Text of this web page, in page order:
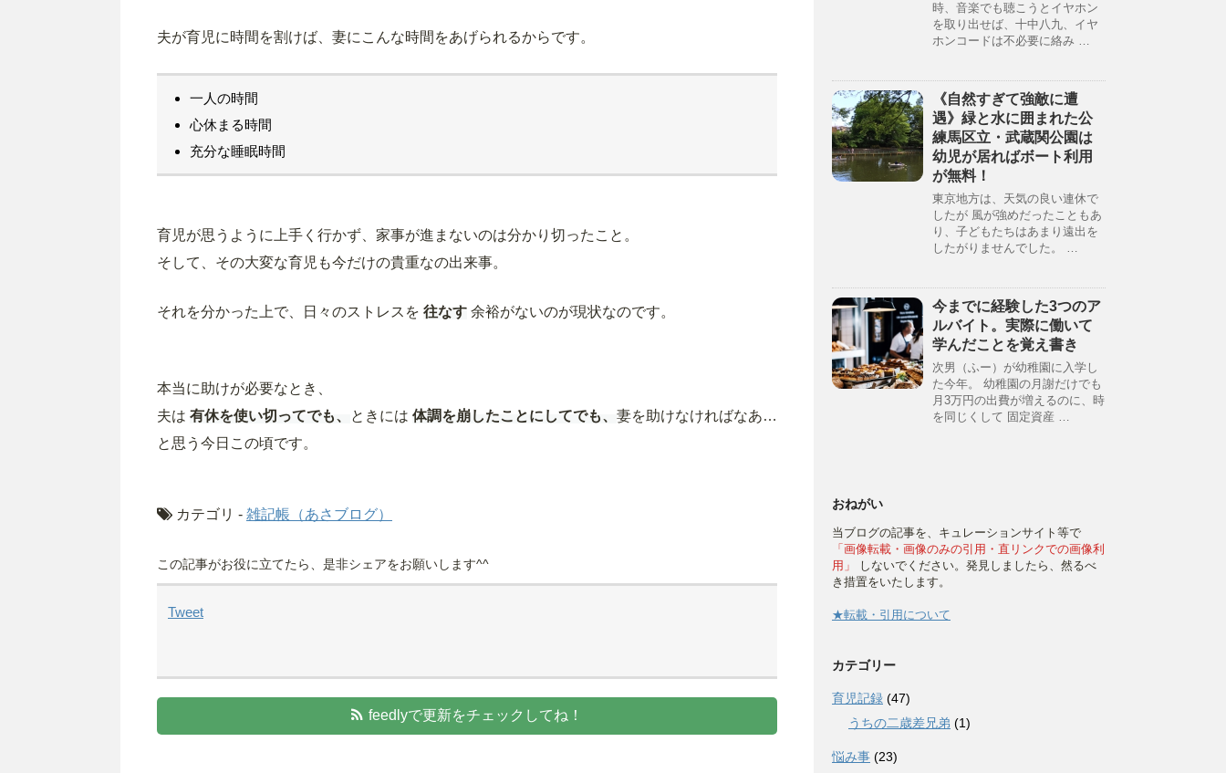
夫が育児に時間を割けば、妻にこんな時間をあげられるからです。
一人の時間
心休まる時間
充分な睡眠時間
育児が思うように上手く行かず、家事が進まないのは分かり切ったこと。
そして、その大変な育児も今だけの貴重なの出来事。
それを分かった上で、日々のストレスを 往なす 余裕がないのが現状なのです。
本当に助けが必要なとき、
夫は 有休を使い切ってでも、 ときには 体調を崩したことにしてでも、 妻を助けなければなあ…
と思う今日この頃です。
カテゴリ - 雑記帳（あさブログ）
この記事がお役に立てたら、是非シェアをお願いします^^
Tweet
feedlyで更新をチェックしてね！
時、音楽でも聴こうとイヤホン
を取り出せば、十中八九、イヤ
ホンコードは不必要に絡み …
《自然すぎて強敵に遭
遇》緑と水に囲まれた公
練馬区立・武蔵関公園は
幼児が居ればボート利用
が無料！
東京地方は、天気の良い連休で
したが 風が強めだったこともあ
り、子どもたちはあまり遠出を
したがりませんでした。 …
今までに経験した3つのア
ルバイト。実際に働いて
学んだことを覚え書き
次男（ふー）が幼稚園に入学し
た今年。 幼稚園の月謝だけでも
月3万円の出費が増えるのに、時
を同じくして 固定資産 …
おねがい
当ブログの記事を、キュレーションサイト等で
「画像転載・画像のみの引用・直リンクでの画像利
用」
しないでください。発見しましたら、然るべ
き措置をいたします。
★転載・引用について
カテゴリー
育児記録 (47)
うちの二歳差兄弟 (1)
悩み事 (23)